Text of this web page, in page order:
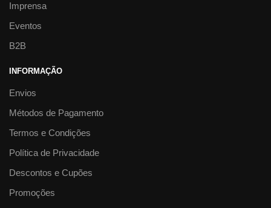
Imprensa
Eventos
B2B
INFORMAÇÃO
Envios
Métodos de Pagamento
Termos e Condições
Política de Privacidade
Descontos e Cupões
Promoções